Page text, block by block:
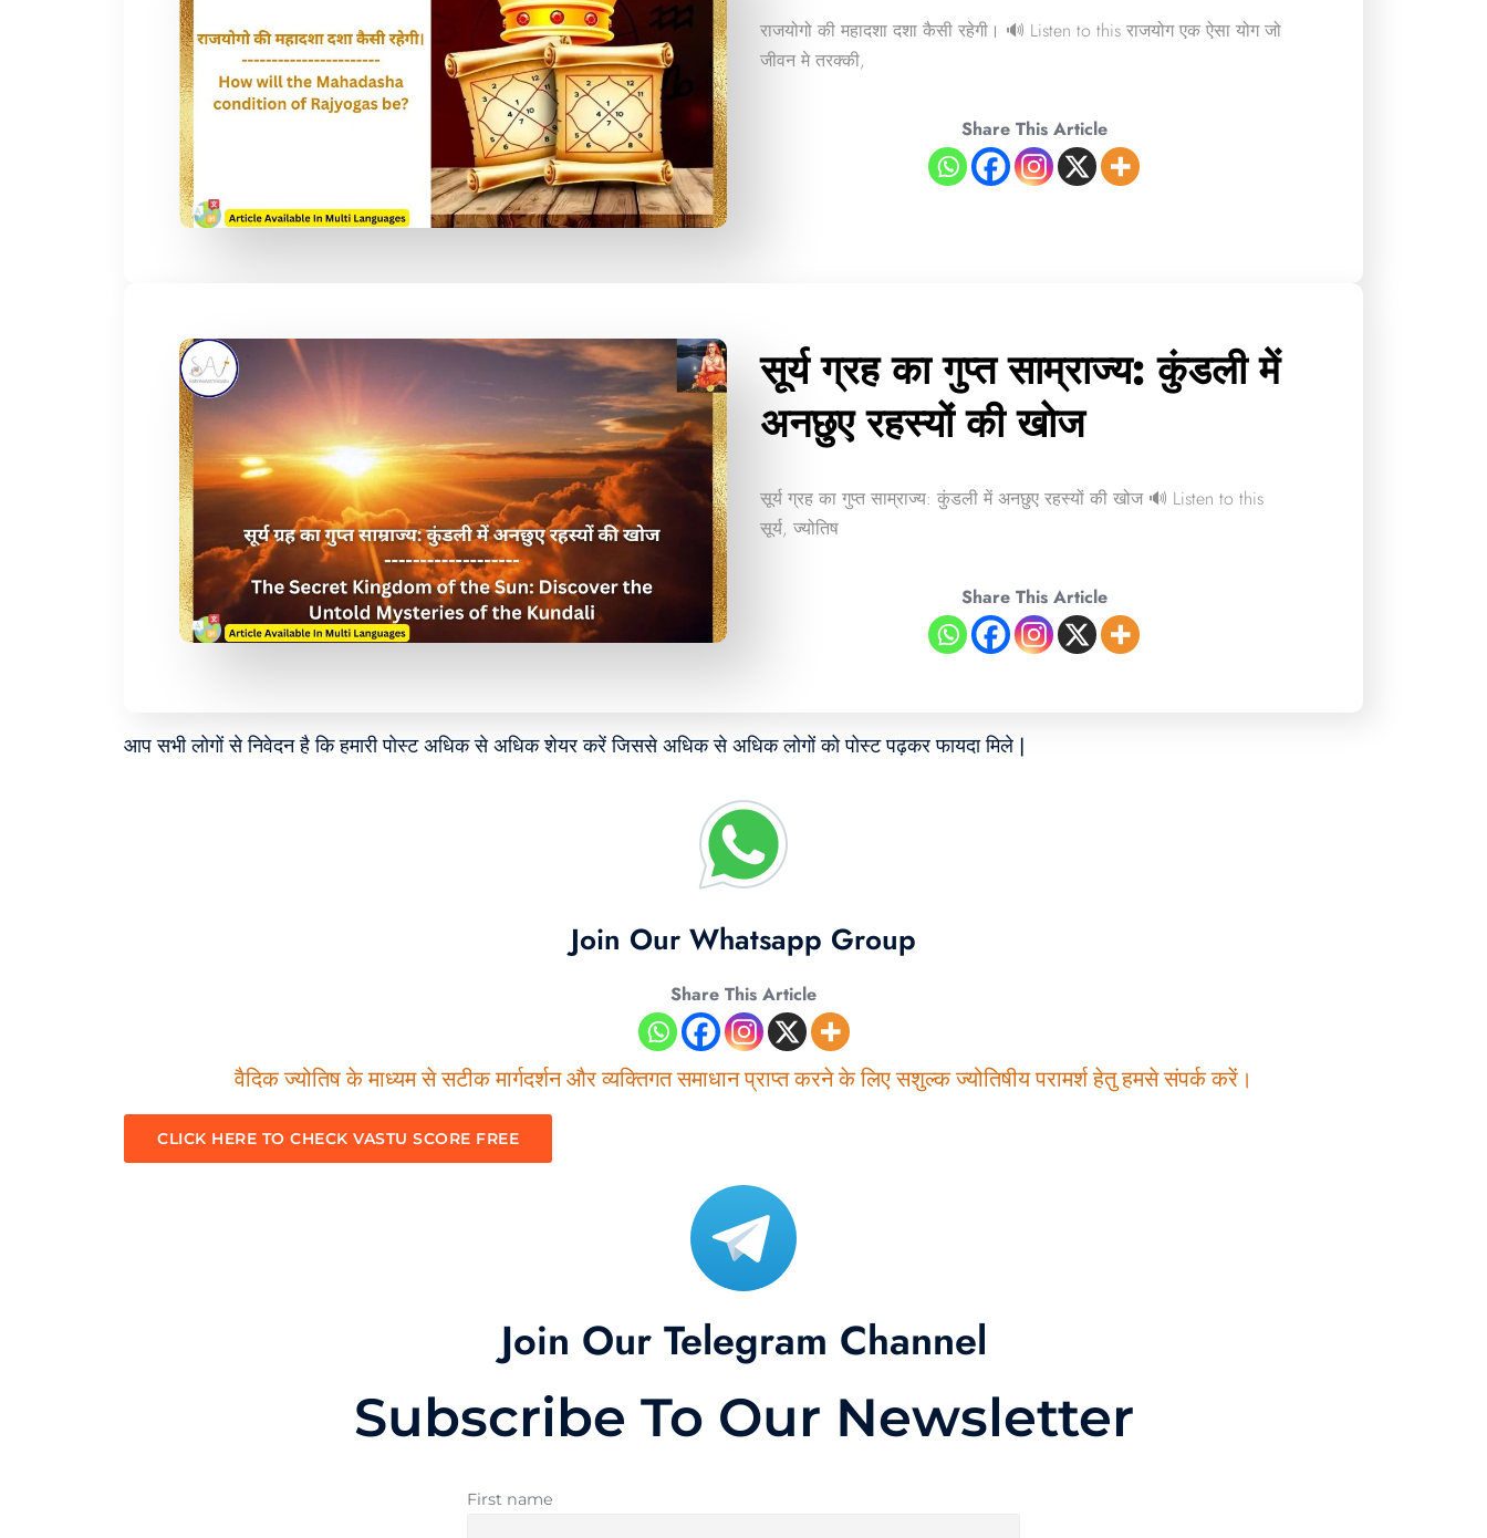
राजयोगो की महादशा दशा कैसी रहेगी। 🔊 Listen to this राजयोग एक ऐसा योग जो
जीवन मे तरक्की,
Share This Article
सूर्य ग्रह का गुप्त साम्राज्य: कुंडली में
अनछुए रहस्यों की खोज
सूर्य ग्रह का गुप्त साम्राज्य: कुंडली में अनछुए रहस्यों की खोज 🔊 Listen to this
सूर्य, ज्योतिष
Share This Article
आप सभी लोगों से निवेदन है कि हमारी पोस्ट अधिक से अधिक शेयर करें जिससे अधिक से अधिक लोगों को पोस्ट पढ़कर फायदा मिले |
Join Our Whatsapp Group
Share This Article
वैदिक ज्योतिष के माध्यम से सटीक मार्गदर्शन और व्यक्तिगत समाधान प्राप्त करने के लिए सशुल्क ज्योतिषीय परामर्श हेतु हमसे संपर्क करें।
CLICK HERE TO CHECK VASTU SCORE FREE
Join Our Telegram Channel
Subscribe To Our Newsletter
First name